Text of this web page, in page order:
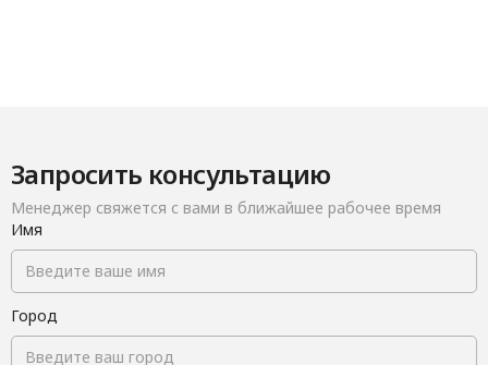
Запросить консультацию
Менеджер свяжется с вами в ближайшее рабочее время
Имя
Город